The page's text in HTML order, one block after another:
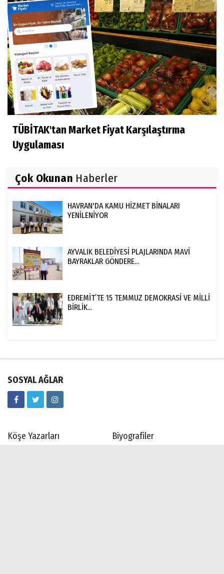
TÜBİTAK'tan Market Fiyat Karşılaştırma
Uygulaması
Çok Okunan Haberler
HAVRAN'DA KAMU HİZMET BİNALARI
YENİLENİYOR
AYVALIK BELEDİYESİ PLAJLARINDA MAVİ
BAYRAKLAR GÖNDERE...
EDREMİT’TE 15 TEMMUZ DEMOKRASİ VE MİLLİ
BİRLİK...
SOSYAL AĞLAR
Köşe Yazarları
Biyografiler